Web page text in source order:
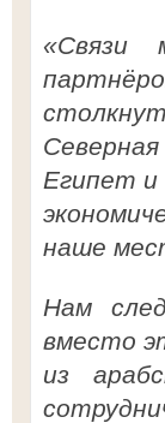
«Связи
Египет и
наше
Нам
вместо
из